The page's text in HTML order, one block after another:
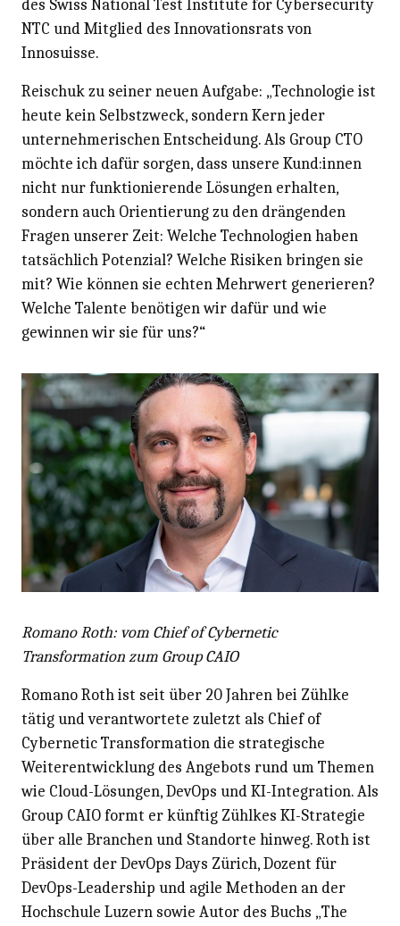
des Swiss National Test Institute for Cybersecurity
NTC und Mitglied des Innovationsrats von
Innosuisse.
Reischuk zu seiner neuen Aufgabe: „Technologie ist
heute kein Selbstzweck, sondern Kern jeder
unternehmerischen Entscheidung. Als Group CTO
möchte ich dafür sorgen, dass unsere Kund:innen
nicht nur funktionierende Lösungen erhalten,
sondern auch Orientierung zu den drängenden
Fragen unserer Zeit: Welche Technologien haben
tatsächlich Potenzial? Welche Risiken bringen sie
mit? Wie können sie echten Mehrwert generieren?
Welche Talente benötigen wir dafür und wie
gewinnen wir sie für uns?“
Romano Roth: vom Chief of Cybernetic
Transformation zum Group CAIO
Romano Roth ist seit über 20 Jahren bei Zühlke
tätig und verantwortete zuletzt als Chief of
Cybernetic Transformation die strategische
Weiterentwicklung des Angebots rund um Themen
wie Cloud-Lösungen, DevOps und KI-Integration. Als
Group CAIO formt er künftig Zühlkes KI-Strategie
über alle Branchen und Standorte hinweg. Roth ist
Präsident der DevOps Days Zürich, Dozent für
DevOps-Leadership und agile Methoden an der
Hochschule Luzern sowie Autor des Buchs „The